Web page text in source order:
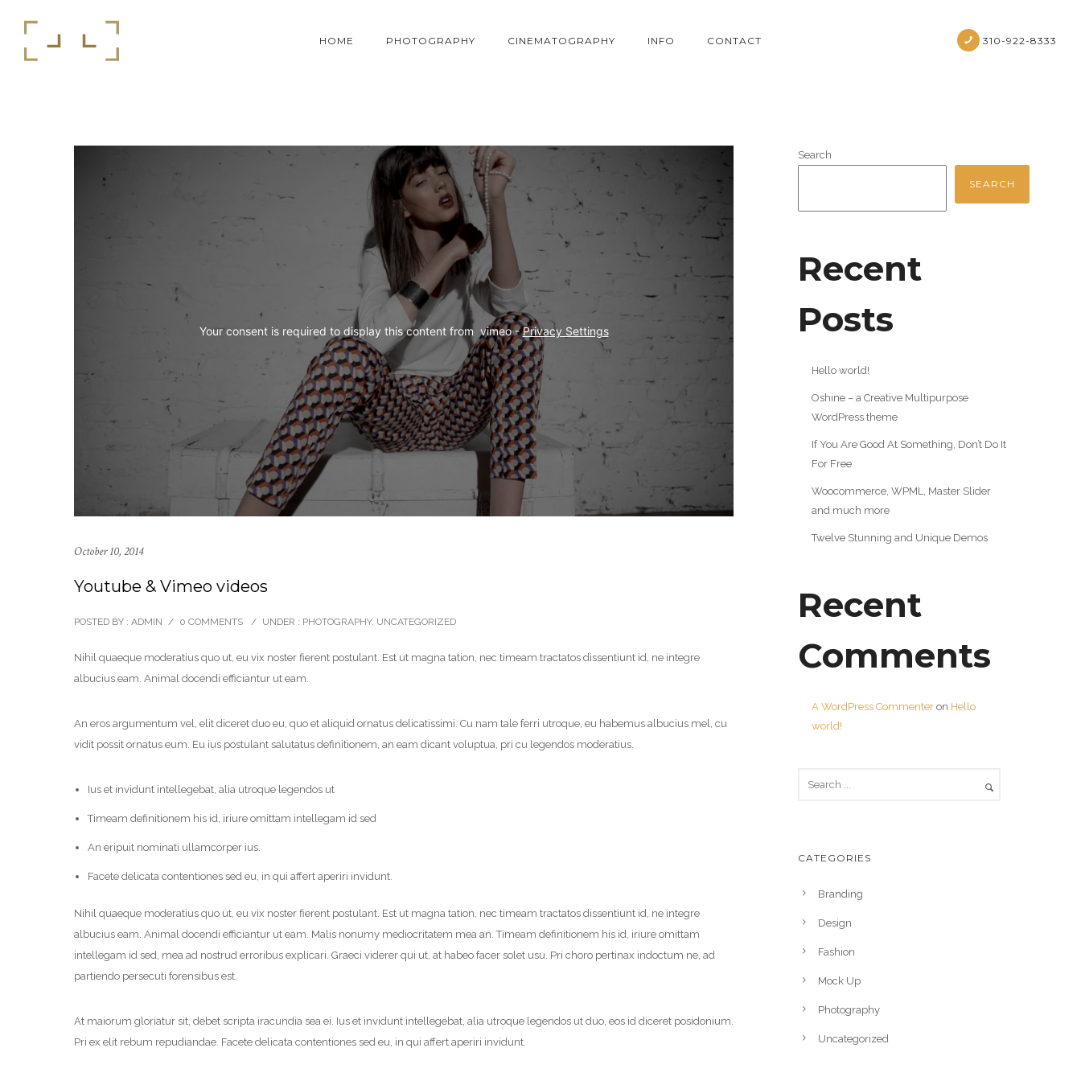
310-922-8333
HOME PHOTOGRAPHY CINEMATOGRAPHY INFO CONTACT
Your consent is required to display this content from  vimeo - Privacy Settings
October 10, 2014
Youtube & Vimeo videos
POSTED BY : ADMIN / 0 COMMENTS / UNDER : PHOTOGRAPHY, UNCATEGORIZED
Nihil quaeque moderatius quo ut, eu vix noster fierent postulant. Est ut magna tation, nec timeam tractatos dissentiunt id, ne integre
albucius eam. Animal docendi efficiantur ut eam.
An eros argumentum vel, elit diceret duo eu, quo et aliquid ornatus delicatissimi. Cu nam tale ferri utroque, eu habemus albucius mel, cu
vidit possit ornatus eum. Eu ius postulant salutatus definitionem, an eam dicant voluptua, pri cu legendos moderatius.
Ius et invidunt intellegebat, alia utroque legendos ut
Timeam definitionem his id, iriure omittam intellegam id sed
An eripuit nominati ullamcorper ius.
Facete delicata contentiones sed eu, in qui affert aperiri invidunt.
Nihil quaeque moderatius quo ut, eu vix noster fierent postulant. Est ut magna tation, nec timeam tractatos dissentiunt id, ne integre
albucius eam. Animal docendi efficiantur ut eam. Malis nonumy mediocritatem mea an. Timeam definitionem his id, iriure omittam
intellegam id sed, mea ad nostrud erroribus explicari. Graeci viderer qui ut, at habeo facer solet usu. Pri choro pertinax indoctum ne, ad
partiendo persecuti forensibus est.
At maiorum gloriatur sit, debet scripta iracundia sea ei. Ius et invidunt intellegebat, alia utroque legendos ut duo, eos id diceret posidonium.
Pri ex elit rebum repudiandae. Facete delicata contentiones sed eu, in qui affert aperiri invidunt.
Search
SEARCH
Recent
Posts
Hello world!
Oshine – a Creative Multipurpose
WordPress theme
If You Are Good At Something, Don’t Do It
For Free
Woocommerce, WPML, Master Slider
and much more
Twelve Stunning and Unique Demos
Recent
Comments
A WordPress Commenteron Hello
world!
CATEGORIES
Branding
Design
Fashion
Mock Up
Photography
Uncategorized